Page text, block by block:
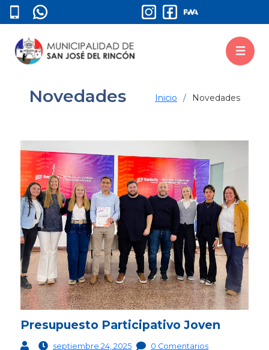
Novedades Inicio Novedades
Presupuesto Participativo Joven
septiembre 24, 2025 0 Comentarios